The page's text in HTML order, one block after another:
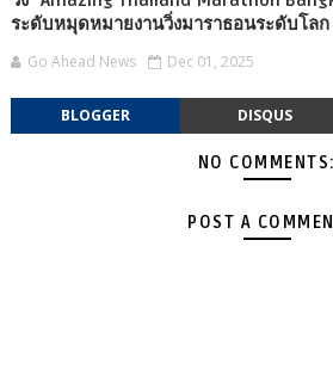
ระดับหมุดหมายงานวิ่งมาราธอนระดับโลก
Go Ahead News Dec 01, 2025
BLOGGER DISQUS
NO COMMENTS:
POST A